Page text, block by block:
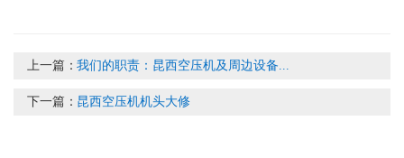
上一篇：我们的职责：昆西空压机及周边设备...
下一篇： 昆西空压机机头大修